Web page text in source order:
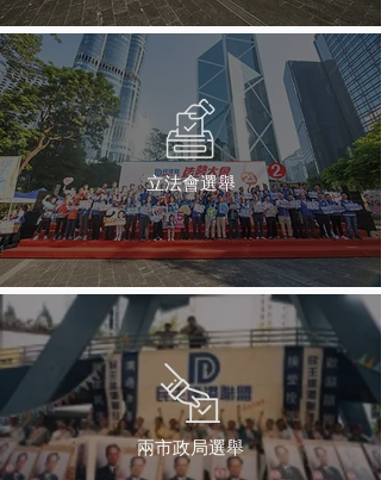
立法會選舉
兩市政局選舉